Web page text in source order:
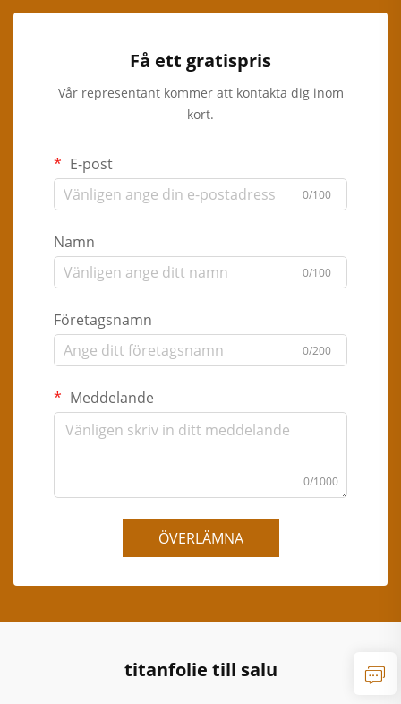
Få ett gratispris
Vår representant kommer att kontakta dig inom
kort.
E-post
0/100
Namn
0/100
Företagsnamn
0/200
Meddelande
0/1000
ÖVERLÄMNA
titanfolie till salu